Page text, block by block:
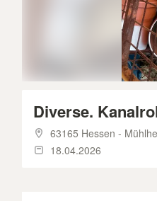
Diverse.
63165 Hessen -
18.04.2026